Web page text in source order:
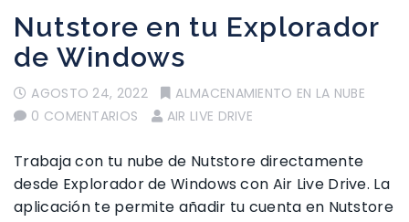
Nutstore en tu Explorador
de Windows
AGOSTO 24, 2022
ALMACENAMIENTO EN LA NUBE
0 COMENTARIOS
AIR LIVE DRIVE
Trabaja con tu nube de Nutstore directamente
desde Explorador de Windows con Air Live Drive. La
aplicación te permite añadir tu cuenta en Nutstore